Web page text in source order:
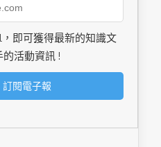
即可獲得最新的知識文
活動資訊 !